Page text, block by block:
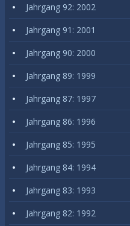
Jahrgang 92: 2002
Jahrgang 91: 2001
Jahrgang 90: 2000
Jahrgang 89: 1999
Jahrgang 87: 1997
Jahrgang 86: 1996
Jahrgang 85: 1995
Jahrgang 84: 1994
Jahrgang 83: 1993
Jahrgang 82: 1992